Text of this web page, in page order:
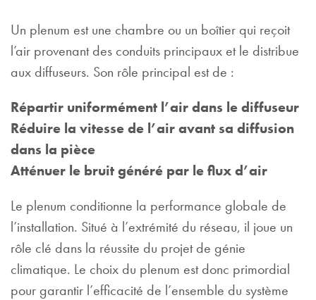
Un plenum est une chambre ou un boîtier qui reçoit
l’air provenant des conduits principaux et le distribue
aux diffuseurs. Son rôle principal est de :
Répartir uniformément l’air dans le diffuseur
Réduire la vitesse de l’air avant sa diffusion
dans la pièce
Atténuer le bruit généré par le flux d’air
Le plenum conditionne la performance globale de
l’installation. Situé à l’extrémité du réseau, il joue un
rôle clé dans la réussite du projet de génie
climatique. Le choix du plenum est donc primordial
pour garantir l’efficacité de l’ensemble du système